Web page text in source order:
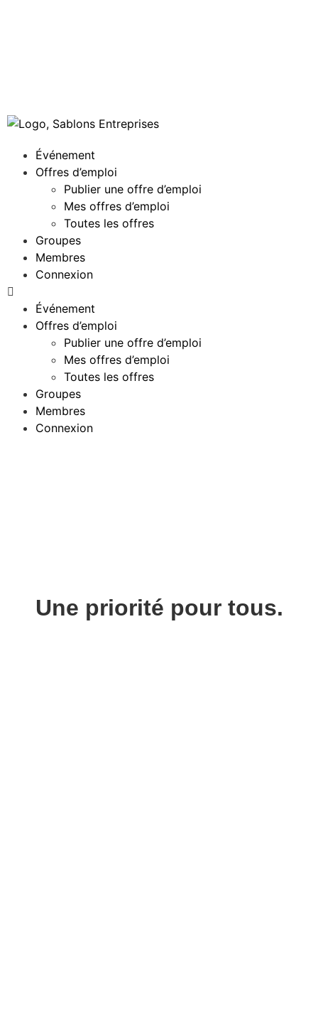
Événement
Offres d’emploi
Publier une offre d’emploi
Mes offres d’emploi
Toutes les offres
Groupes
Membres
Connexion
Événement
Offres d’emploi
Publier une offre d’emploi
Mes offres d’emploi
Toutes les offres
Groupes
Membres
Connexion
Une priorité pour tous.